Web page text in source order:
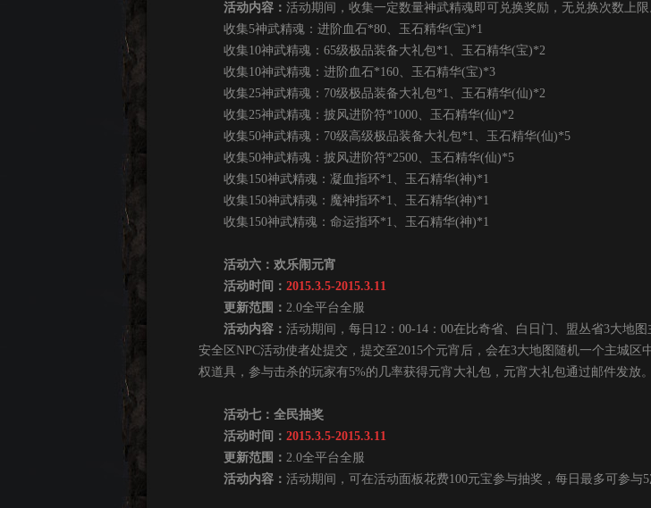
活动内容： 活动期间，收集一定数量神武精魂即可兑换奖励，无兑换次数上
收集5神武精魂：进阶血石*80、玉石精华(宝)*1
收集10神武精魂：65级极品装备大礼包*1、玉石精华(宝)*2
收集10神武精魂：进阶血石*160、玉石精华(宝)*3
收集25神武精魂：70级极品装备大礼包*1、玉石精华(仙)*2
收集25神武精魂：披风进阶符*1000、玉石精华(仙)*2
收集50神武精魂：70级高级极品装备大礼包*1、玉石精华(仙)*5
收集50神武精魂：披风进阶符*2500、玉石精华(仙)*5
收集150神武精魂：凝血指环*1、玉石精华(神)*1
收集150神武精魂：魔神指环*1、玉石精华(神)*1
收集150神武精魂：命运指环*1、玉石精华(神)*1
活动六：欢乐闹元宵
活动时间： 2015.3.5-2015.3.11
更新范围： 2.0全平台全服
活动内容： 活动期间，每日12：00-14：00在比奇省、白日门、盟丛省3大地
安全区NPC活动使者处提交，提交至2015个元宵后，会在3大地图随机一个主城
权道具，参与击杀的玩家有5%的几率获得元宵大礼包，元宵大礼包通过邮件发放。
活动七：全民抽奖
活动时间： 2015.3.5-2015.3.11
更新范围： 2.0全平台全服
活动内容： 活动期间，可在活动面板花费100元宝参与抽奖，每日最多可参与5